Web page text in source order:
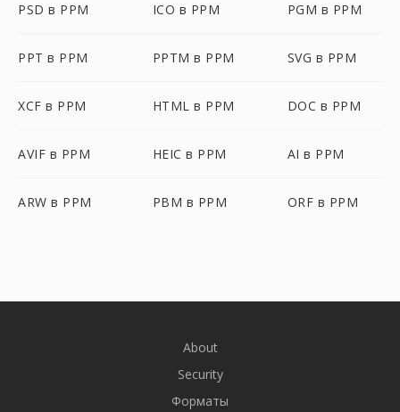
PSD в PPM ICO в PPM PGM в PPM
PPT в PPM PPTM в PPM SVG в PPM
XCF в PPM HTML в PPM DOC в PPM
AVIF в PPM HEIC в PPM AI в PPM
ARW в PPM PBM в PPM ORF в PPM
About
Security
Форматы